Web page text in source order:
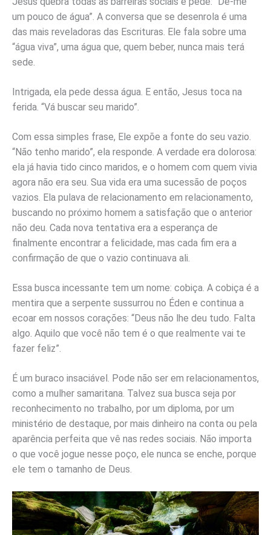
um pouco de água”. A conversa que se desenrola é uma
das mais reveladoras das Escrituras. Ele fala sobre uma
“água viva”, uma água que, quem beber, nunca mais terá
sede.
Intrigada, ela pede dessa água. E então, Jesus toca na
ferida. “Vá buscar seu marido”.
Com essa simples frase, Ele expõe a fonte do seu vazio.
“Não tenho marido”, ela responde. A verdade era dolorosa:
ela já havia tido cinco maridos, e o homem com quem vivia
agora não era seu. Sua vida era uma sucessão de poços
vazios. Ela pulava de relacionamento em relacionamento,
buscando no próximo homem a satisfação que o anterior
não deu. Cada nova tentativa era a esperança de
finalmente encontrar a felicidade, mas cada fim era a
confirmação de que o vazio continuava ali.
Essa busca incessante tem um nome: cobiça. A cobiça é a
mentira que a serpente sussurrou no Éden e continua a
ecoar em nossos corações: “Deus não lhe deu tudo. Falta
algo. Aquilo que você não tem é o que realmente vai te
fazer feliz”.
É um buraco insaciável. Pode não ser em relacionamentos,
como a mulher samaritana. Talvez sua busca seja por
reconhecimento no trabalho, por um diploma, por um
ministério de destaque, por mais dinheiro na conta ou pela
aparência perfeita que vê nas redes sociais. Não importa
o que você jogue nesse poço, ele nunca se enche, porque
ele tem o tamanho de Deus.